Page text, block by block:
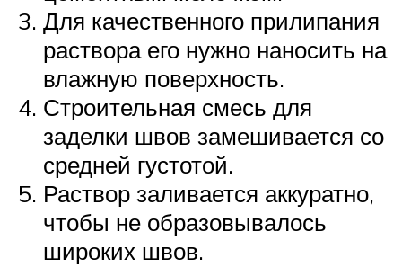
Для качественного прилипания
раствора его нужно наносить на
влажную поверхность.
Строительная смесь для
заделки швов замешивается со
средней густотой.
Раствор заливается аккуратно,
чтобы не образовывалось
широких швов.